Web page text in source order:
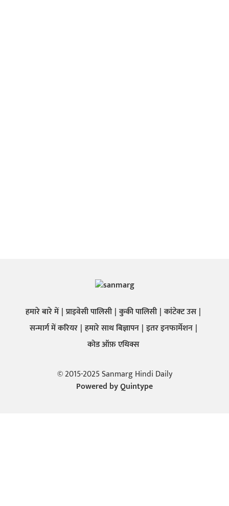
हमारे बारे में प्राइवेसी पालिसी कुकी पालिसी कांटेक्ट उस
सन्मार्ग में करियर हमारे साथ बिज्ञापन इतर इनफार्मेशन
कोड ऑफ़ एथिक्स
© 2015-2025 Sanmarg Hindi Daily
Powered byQuintype